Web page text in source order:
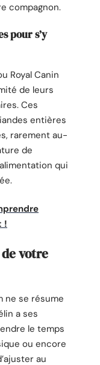
compagnon.
pour s’y
Royal Canin
de leurs
Ces
entières
rarement au-
de
qui
!
votre
ne se résume
a ses
le temps
ou encore
au